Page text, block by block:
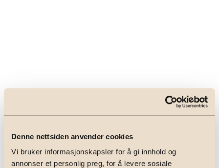
Denne nettsiden anvender cookies
Vi bruker informasjonskapsler for å gi innhold og
annonser et personlig preg, for å levere sosiale